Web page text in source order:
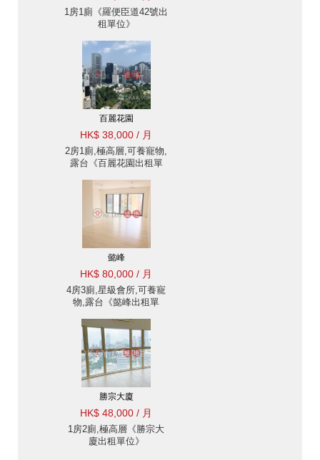
1房1廁《羅便臣道42號出
租單位》
百麗花園
HK$ 38,000 / 月
2房1廁,極高層,可養寵物,
露台《百麗花園出租單
懿峰
HK$ 80,000 / 月
4房3廁,星級會所,可養寵
物,露台《懿峰出租單
勝宗大廈
HK$ 48,000 / 月
1房2廁,極高層《勝宗大
廈出租單位》